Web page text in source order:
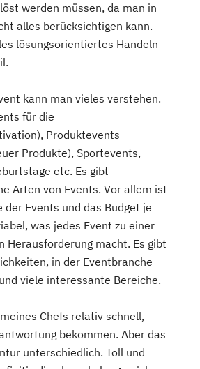
werden müssen, da man in
alles berücksichtigen kann.
lösungsorientiertes Handeln
kann man vieles verstehen.
für die
Produktevents
Produkte), Sportevents,
etc. Es gibt
Arten von Events. Vor allem ist
der Events und das Budget je
was jedes Event zu einer
Herausforderung macht. Es gibt
in der Eventbranche
viele interessante Bereiche.
Chefs relativ schnell,
bekommen. Aber das
unterschiedlich. Toll und